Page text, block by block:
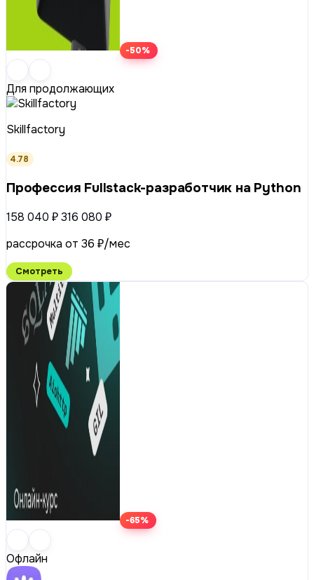
-50%
Для продолжающих
Skillfactory
4.78
Профессия Fullstack-разработчик на Python
158 040 ₽316 080 ₽
рассрочка от 36 ₽/мес
Смотреть
-65%
Офлайн